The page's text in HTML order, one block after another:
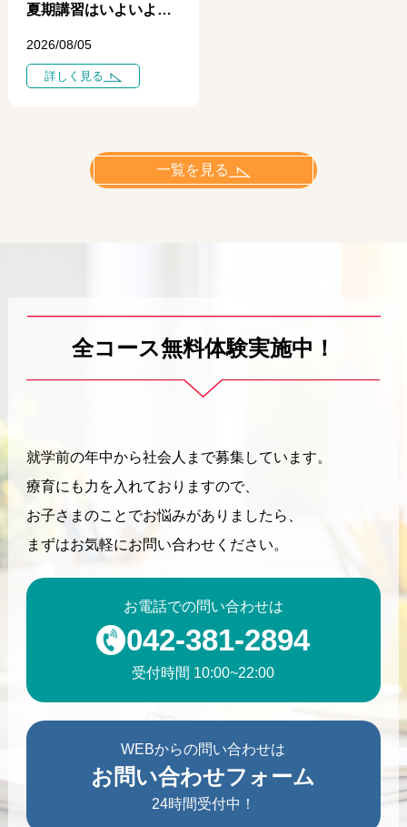
夏期講習はいよいよ中盤へ ― 学力に差がつき始めるのは「今」です ―
2026/08/05
詳しく見る
一覧を見る
全コース無料体験実施中！
就学前の年中から社会人まで募集しています。
療育にも力を入れておりますので、
お子さまのことでお悩みがありましたら、
まずはお気軽にお問い合わせください。
お電話での問い合わせは
042-381-2894
受付時間 10:00~22:00
WEBからの問い合わせは
お問い合わせフォーム
24時間受付中！